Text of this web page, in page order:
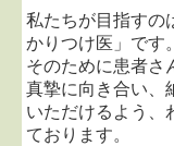
演題02「消化
尾道市立市民
おしらせ「が
尾道市健康
私たちが目指すの
かりつけ医」です。
そのために患者さ
真摯に向き合い、
いただけるよう、
ております。